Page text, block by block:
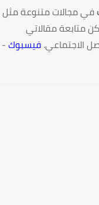
مجالات متنوعة مثل
مقالاتي
الاجتماعي.فيسبوك-